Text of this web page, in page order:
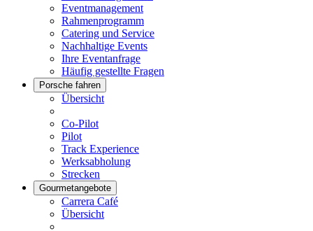
Eventmanagement
Rahmenprogramm
Catering und Service
Nachhaltige Events
Ihre Eventanfrage
Häufig gestellte Fragen
Porsche fahren
Übersicht
Co-Pilot
Pilot
Track Experience
Werksabholung
Strecken
Gourmetangebote
Carrera Café
Übersicht